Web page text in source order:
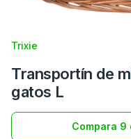
Trixie
Transportín de
gatos L
Compara 9